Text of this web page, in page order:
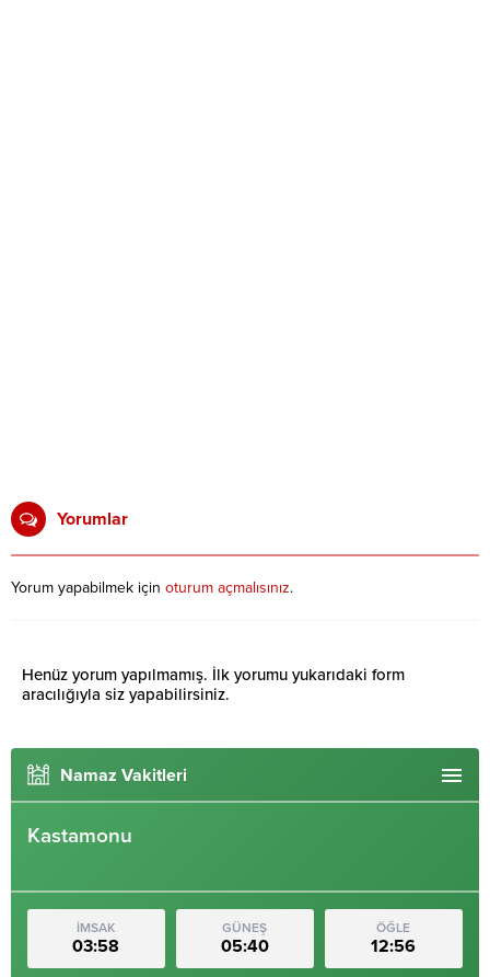
Yorumlar
Yorum yapabilmek için oturum açmalısınız.
Henüz yorum yapılmamış. İlk yorumu yukarıdaki form
aracılığıyla siz yapabilirsiniz.
Namaz Vakitleri
Kastamonu
İMSAK
03:58
GÜNEŞ
05:40
ÖĞLE
12:56